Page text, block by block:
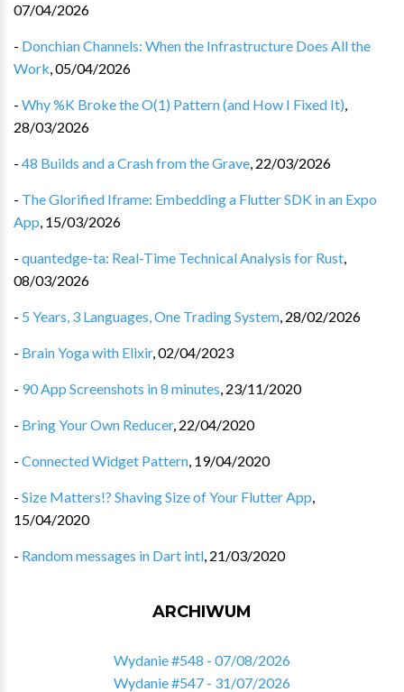
07/04/2026
- Donchian Channels: When the Infrastructure Does All the
Work,05/04/2026
- Why %K Broke the O(1) Pattern (and How I Fixed It),
28/03/2026
- 48 Builds and a Crash from the Grave, 22/03/2026
- The Glorified Iframe: Embedding a Flutter SDK in an Expo
App, 15/03/2026
- quantedge-ta: Real-Time Technical Analysis for Rust,
08/03/2026
- 5 Years, 3 Languages, One Trading System, 28/02/2026
- Brain Yoga with Elixir,02/04/2023
- 90 App Screenshots in 8 minutes, 23/11/2020
- Bring Your Own Reducer, 22/04/2020
- Connected Widget Pattern, 19/04/2020
- Size Matters!? Shaving Size of Your Flutter App,
15/04/2020
- Random messages in Dart intl, 21/03/2020
ARCHIWUM
Wydanie #548 - 07/08/2026
Wydanie #547 - 31/07/2026